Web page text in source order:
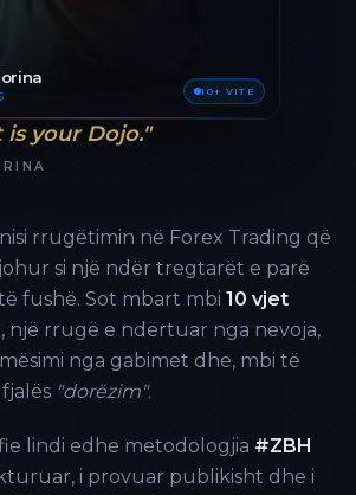
10+ VITE
is your Dojo."
rrugëtimin në Forex Trading që
si një ndër tregtarët e parë
fushë. Sot mbart mbi 10 vjet
një rrugë e ndërtuar nga nevoja,
nga gabimet dhe, mbi të
"dorëzim".
lindi edhe metodologjia #ZBH
i provuar publikisht dhe i